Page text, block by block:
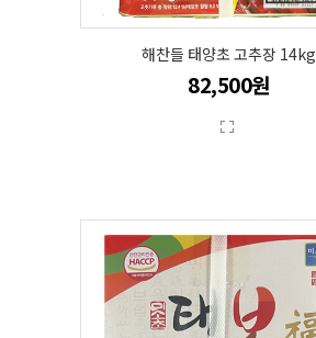
해찬들 태양초 고추장 14kg
82,500원